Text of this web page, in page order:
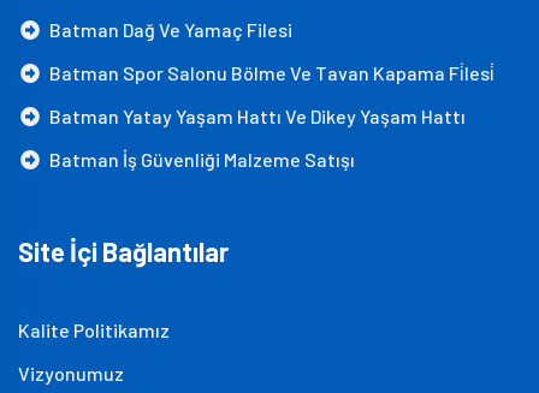
Batman Dağ Ve Yamaç Filesi
Batman Spor Salonu Bölme Ve Tavan Kapama Fi̇lesi̇
Batman Yatay Yaşam Hattı Ve Dikey Yaşam Hattı
Batman İş Güvenliği Malzeme Satışı
Site İçi Bağlantılar
Kalite Politikamız
Vizyonumuz